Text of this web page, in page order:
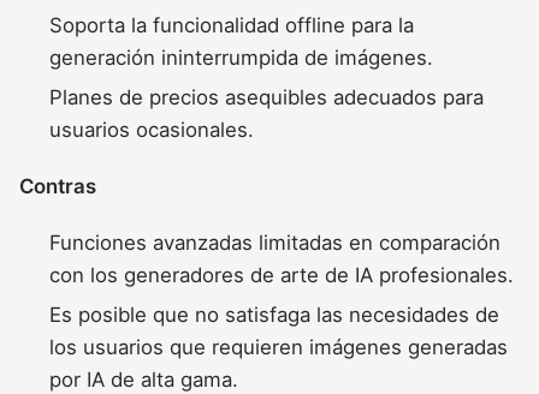
Soporta la funcionalidad offline para la
generación ininterrumpida de imágenes.
Planes de precios asequibles adecuados para
usuarios ocasionales.
Contras
Funciones avanzadas limitadas en comparación
con los generadores de arte de IA profesionales.
Es posible que no satisfaga las necesidades de
los usuarios que requieren imágenes generadas
por IA de alta gama.